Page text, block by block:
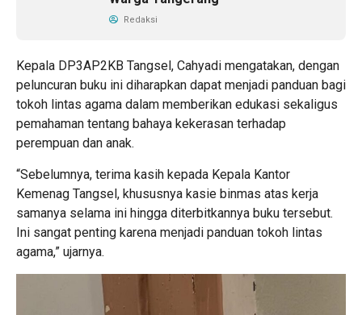
Redaksi
Kepala DP3AP2KB Tangsel, Cahyadi mengatakan, dengan
peluncuran buku ini diharapkan dapat menjadi panduan bagi
tokoh lintas agama dalam memberikan edukasi sekaligus
pemahaman tentang bahaya kekerasan terhadap
perempuan dan anak.
“Sebelumnya, terima kasih kepada Kepala Kantor
Kemenag Tangsel, khususnya kasie binmas atas kerja
samanya selama ini hingga diterbitkannya buku tersebut.
Ini sangat penting karena menjadi panduan tokoh lintas
agama,” ujarnya.